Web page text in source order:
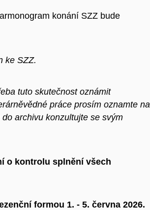
konání SZZ bude
ke SZZ.
tuto skutečnost oznámit
práce prosím oznamte na
archivu konzultujte se svým
o kontrolu splnění všech
formou 1. - 5. června 2026.